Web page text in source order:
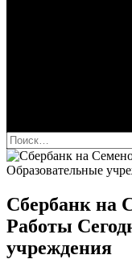
Найти:
Сбербанк на
Работы
учреждения